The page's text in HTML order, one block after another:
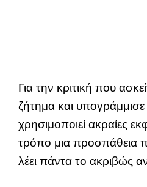
Για την κριτική που
ζήτημα και υπογράμμισε
χρησιμοποιεί ακραίες
τρόπο μια προσπάθεια
λέει πάντα το ακριβώς